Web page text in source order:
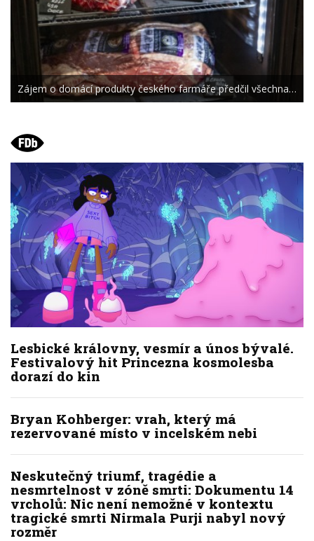
Zájem o domácí produkty českého farmáře předčil všechna…
Lesbické královny, vesmír a únos bývalé.
Festivalový hit Princezna kosmolesba
dorazí do kin
Bryan Kohberger: vrah, který má
rezervované místo v incelském nebi
Neskutečný triumf, tragédie a
nesmrtelnost v zóně smrti: Dokumentu 14
vrcholů: Nic není nemožné v kontextu
tragické smrti Nirmala Purji nabyl nový
rozměr